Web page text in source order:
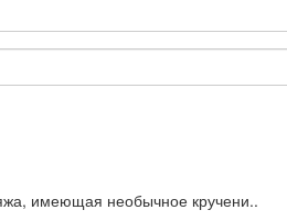
имеющая необычное кручени..